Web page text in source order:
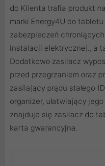
do Klienta trafia produkt
marki Energy4U do
zabezpieczeń
instalacji elektrycznej., a
Dodatkowo zasilacz
przed przegrzaniem oraz
zasilający prądu stałego
organizer, ułatwiający
znajduje się zasilacz do
karta gwarancyjna.